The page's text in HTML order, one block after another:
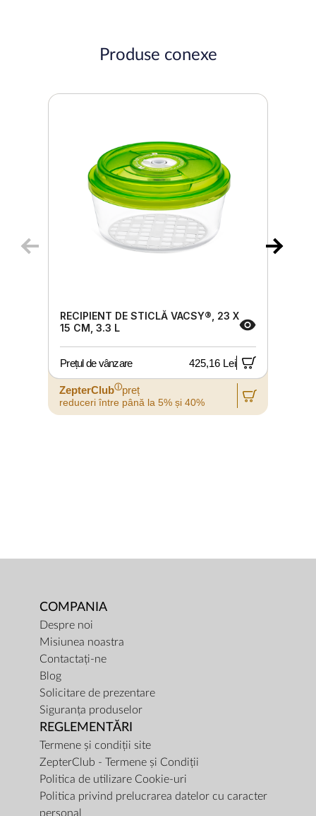
Produse conexe
RECIPIENT DE STICLĂ VACSY®, 23 X
15 CM, 3.3 L
Prețul de vânzare 425,16 Lei
ZepterClubⓘpreț
reduceri între până la 5% și 40%
COMPANIA
Despre noi
Misiunea noastra
Contactați-ne
Blog
Solicitare de prezentare
Siguranța produselor
REGLEMENTĂRI
Termene și condiții site
ZepterClub - Termene și Condiții
Politica de utilizare Cookie-uri
Politica privind prelucrarea datelor cu caracter
personal